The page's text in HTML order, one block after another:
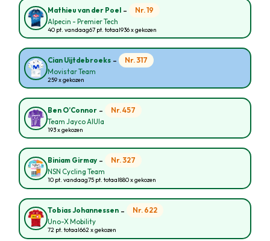
Mathieu van der Poel - Nr. 19
Alpecin - Premier Tech
40 pt. vandaag67 pt. totaal936 x gekozen
Cian Uijtdebroeks - Nr. 317
Movistar Team
259 x gekozen
Ben O’Connor - Nr. 457
Team Jayco AlUla
193 x gekozen
Biniam Girmay - Nr. 327
NSN Cycling Team
10 pt. vandaag75 pt. totaal880 x gekozen
Tobias Johannessen - Nr. 622
Uno-X Mobility
72 pt. totaal662 x gekozen